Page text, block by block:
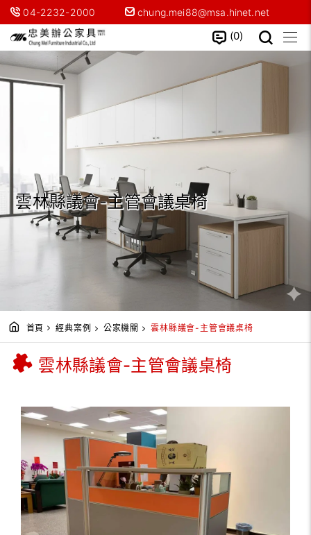
04-2232-2000 chung.mei88@msa.hinet.net
0
雲林縣議會-主管會議桌椅
首頁 經典案例 公家機關 雲林縣議會-主管會議桌椅
雲林縣議會-主管會議桌椅